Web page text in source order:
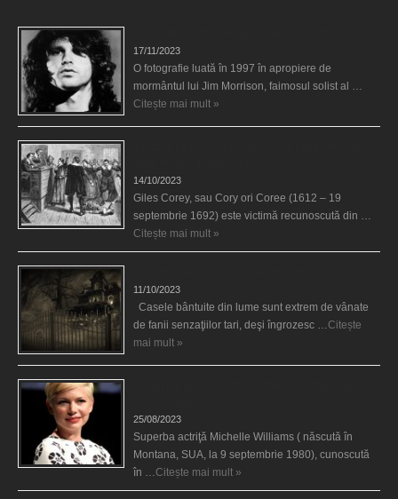
17/11/2023
O fotografie luată în 1997 în apropiere de
mormântul lui Jim Morrison, faimosul solist al …
Citește mai mult »
14/10/2023
Giles Corey, sau Cory ori Coree (1612 – 19
septembrie 1692) este victimă recunoscută din …
Citește mai mult »
11/10/2023
Casele bântuite din lume sunt extrem de vânate
de fanii senzaţiilor tari, deşi îngrozesc … Citește
mai mult »
25/08/2023
Superba actriţă Michelle Williams ( născută în
Montana, SUA, la 9 septembrie 1980), cunoscută
în … Citește mai mult »